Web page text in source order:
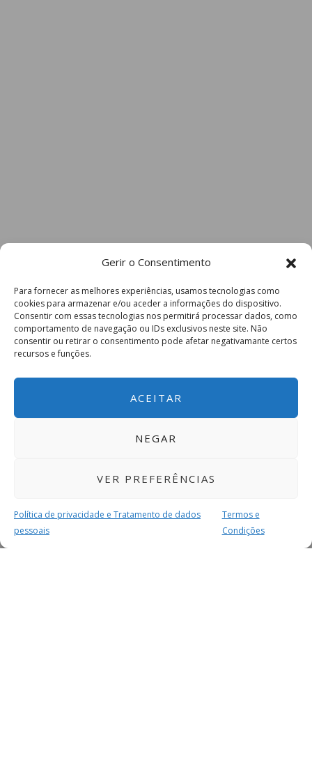
Gerir o Consentimento
Para fornecer as melhores experiências, usamos tecnologias como
cookies para armazenar e/ou aceder a informações do dispositivo.
Consentir com essas tecnologias nos permitirá processar dados, como
comportamento de navegação ou IDs exclusivos neste site. Não
consentir ou retirar o consentimento pode afetar negativamante certos
recursos e funções.
ACEITAR
NEGAR
VER PREFERÊNCIAS
Política de privacidade e Tratamento de dados
pessoais
Termos e
Condições